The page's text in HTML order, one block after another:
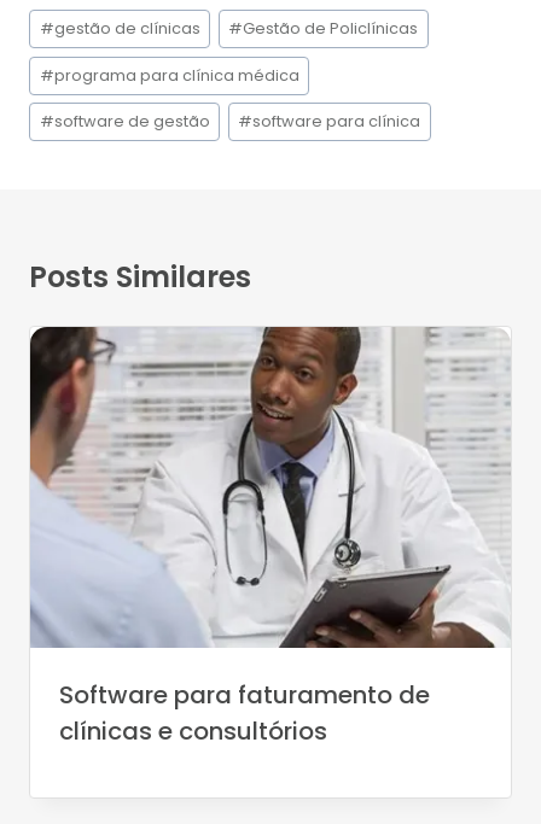
Tags
do
Post:
#gestão de clínicas #Gestão de Policlínicas
#programa para clínica médica
#software de gestão #software para clínica
Posts Similares
Software para faturamento de
clínicas e consultórios